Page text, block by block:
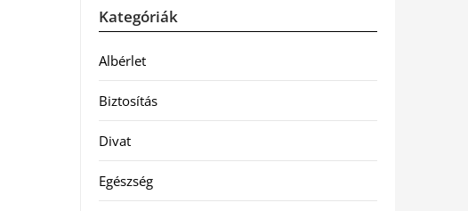
Kategóriák
Albérlet
Biztosítás
Divat
Egészség